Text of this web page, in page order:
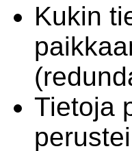
Kukin
Tietoja